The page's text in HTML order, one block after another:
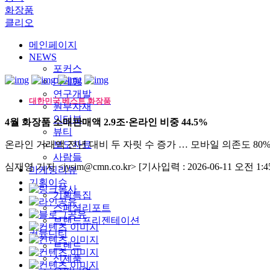
화장품
클리오
메인페이지
NEWS
포커스
마케팅
연구개발
원부자재
인터뷰
뷰티
보도자료
사람들
마케팅리뷰
기획이슈
기획특집
스페셜리포트
브랜드프리젠테이션
커뮤니티
트렌드
신제품
대한민국 베스트 화장품
4월 화장품 소매판매액 2.9조·온라인 비중 44.5%
온라인 거래액 전년 대비 두 자릿 수 증가 … 모바일 의존도
심재영 기자 <jysim@cmn.co.kr> [기사입력 : 2026-06-11 오전